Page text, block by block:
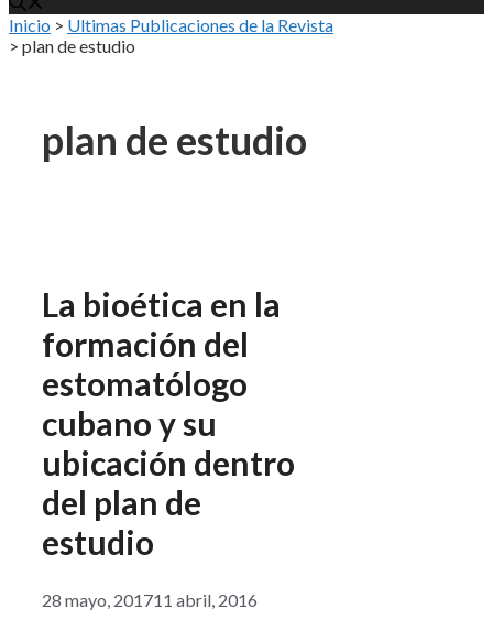
Inicio > Ultimas Publicaciones de la Revista
> plan de estudio
plan de estudio
La bioética en la
formación del
estomatólogo
cubano y su
ubicación dentro
del plan de
estudio
28 mayo, 201711 abril, 2016